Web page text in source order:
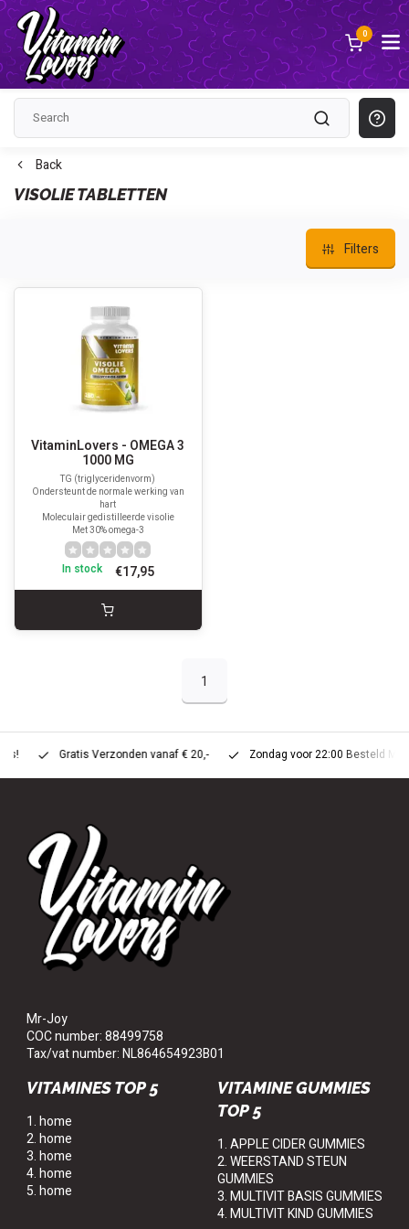
0
Back
VISOLIE TABLETTEN
Filters
VitaminLovers - OMEGA 3
1000 MG
TG (triglyceridenvorm)
Ondersteunt de normale werking van
hart
Moleculair gedistilleerde visolie
Met 30% omega-3
€17,95
In stock
1
Gratis Verzonden vanaf € 20,- Zondag voor 22:00 Besteld
Mr-Joy
COC number: 88499758
Tax/vat number: NL864654923B01
VITAMINES TOP 5
1. home
2. home
3. home
4. home
5. home
VITAMINE GUMMIES
TOP 5
1. APPLE CIDER GUMMIES
2. WEERSTAND STEUN
GUMMIES
3. MULTIVIT BASIS GUMMIES
4. MULTIVIT KIND GUMMIES